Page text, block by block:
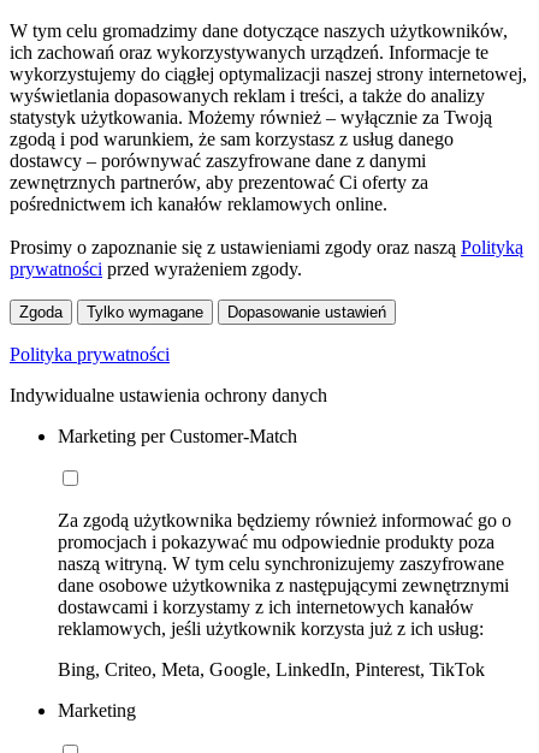
W tym celu gromadzimy dane dotyczące naszych użytkowników,
ich zachowań oraz wykorzystywanych urządzeń. Informacje te
wykorzystujemy do ciągłej optymalizacji naszej strony internetowej,
wyświetlania dopasowanych reklam i treści, a także do analizy
statystyk użytkowania. Możemy również – wyłącznie za Twoją
zgodą i pod warunkiem, że sam korzystasz z usług danego
dostawcy – porównywać zaszyfrowane dane z danymi
zewnętrznych partnerów, aby prezentować Ci oferty za
pośrednictwem ich kanałów reklamowych online.
Prosimy o zapoznanie się z ustawieniami zgody oraz naszą Polityką
prywatności przed wyrażeniem zgody.
Zgoda Tylko wymagane Dopasowanie ustawień
Polityka prywatności
Indywidualne ustawienia ochrony danych
Marketing per Customer-Match
Za zgodą użytkownika będziemy również informować go o
promocjach i pokazywać mu odpowiednie produkty poza
naszą witryną. W tym celu synchronizujemy zaszyfrowane
dane osobowe użytkownika z następującymi zewnętrznymi
dostawcami i korzystamy z ich internetowych kanałów
reklamowych, jeśli użytkownik korzysta już z ich usług:
Bing, Criteo, Meta, Google, LinkedIn, Pinterest, TikTok
Marketing